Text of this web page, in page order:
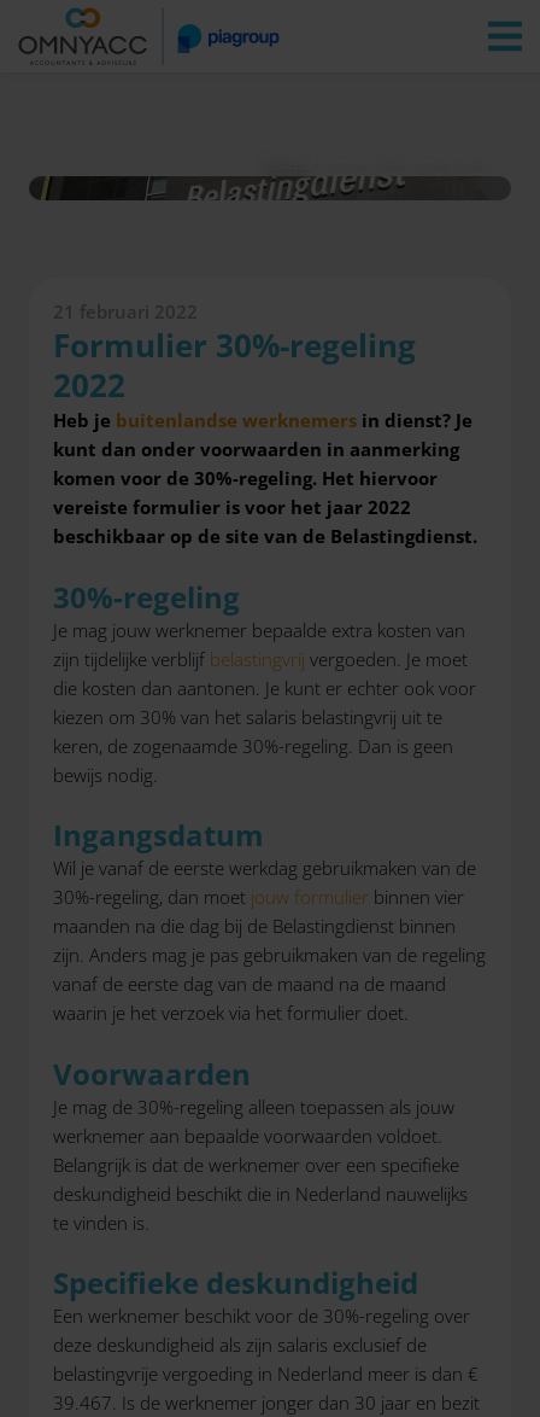
Vestigingen Zoeken
21 februari 2022
Formulier 30%-regeling
2022
Heb je buitenlandse werknemers in dienst? Je
kunt dan onder voorwaarden in aanmerking
komen voor de 30%-regeling. Het hiervoor
vereiste formulier is voor het jaar 2022
beschikbaar op de site van de Belastingdienst.
30%-regeling
Je mag jouw werknemer bepaalde extra kosten van
zijn tijdelijke verblijf belastingvrij vergoeden. Je moet
die kosten dan aantonen. Je kunt er echter ook voor
kiezen om 30% van het salaris belastingvrij uit te
keren, de zogenaamde 30%-regeling. Dan is geen
bewijs nodig.
Ingangsdatum
Wil je vanaf de eerste werkdag gebruikmaken van de
30%-regeling, dan moet jouw formulier binnen vier
maanden na die dag bij de Belastingdienst binnen
zijn. Anders mag je pas gebruikmaken van de regeling
vanaf de eerste dag van de maand na de maand
waarin je het verzoek via het formulier doet.
Voorwaarden
Je mag de 30%-regeling alleen toepassen als jouw
werknemer aan bepaalde voorwaarden voldoet.
Belangrijk is dat de werknemer over een specifieke
deskundigheid beschikt die in Nederland nauwelijks
te vinden is.
Specifieke deskundigheid
Een werknemer beschikt voor de 30%-regeling over
deze deskundigheid als zijn salaris exclusief de
belastingvrije vergoeding in Nederland meer is dan €
39.467. Is de werknemer jonger dan 30 jaar en bezit